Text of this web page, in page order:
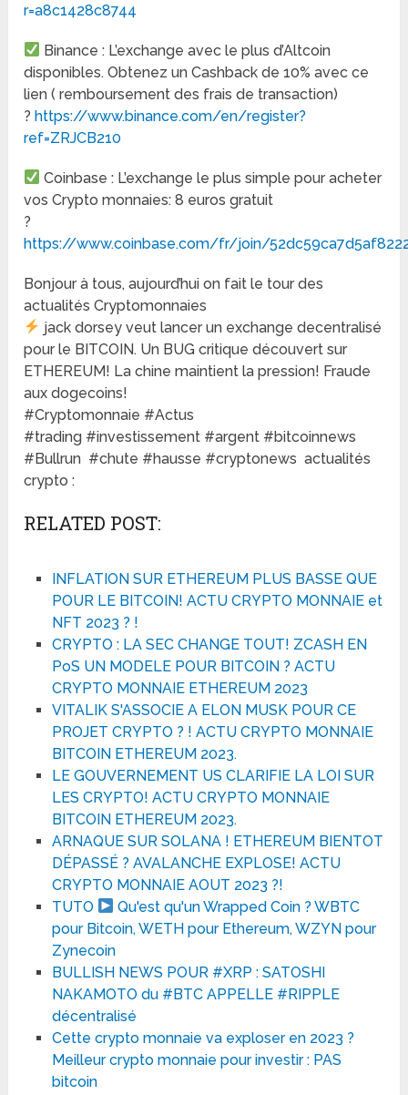
r=a8c1428c8744
Binance : L’exchange avec le plus d’Altcoin
disponibles. Obtenez un Cashback de 10% avec ce
lien ( remboursement des frais de transaction)
?https://www.binance.com/en/register?
ref=ZRJCB210
Coinbase : L’exchange le plus simple pour acheter
vos Crypto monnaies: 8 euros gratuit
?
https://www.coinbase.com/fr/join/
Bonjour à tous, aujourd’hui on fait le tour des
actualités Cryptomonnaies
jack dorsey veut lancer un exchange decentralisé
pour le BITCOIN. Un BUG critique découvert sur
ETHEREUM! La chine maintient la pression! Fraude
aux dogecoins!
#Cryptomonnaie​​ #Actus​​
#trading​​ #investissement​​ #argent​​ #bitcoinnews​​
#Bullrun​​ ​​ #chute​​ #hausse​​ #cryptonews​​ ​ actualités
crypto :
RELATED POST:
INFLATION SUR ETHEREUM PLUS BASSE QUE
POUR LE BITCOIN! ACTU CRYPTO MONNAIE et
NFT 2023 ? !
CRYPTO : LA SEC CHANGE TOUT! ZCASH EN
PoS UN MODELE POUR BITCOIN ? ACTU
CRYPTO MONNAIE ETHEREUM 2023
VITALIK S'ASSOCIE A ELON MUSK POUR CE
PROJET CRYPTO ? ! ACTU CRYPTO MONNAIE
BITCOIN ETHEREUM 2023.
LE GOUVERNEMENT US CLARIFIE LA LOI SUR
LES CRYPTO! ACTU CRYPTO MONNAIE
BITCOIN ETHEREUM 2023.
ARNAQUE SUR SOLANA ! ETHEREUM BIENTOT
DÉPASSÉ ? AVALANCHE EXPLOSE! ACTU
CRYPTO MONNAIE AOUT 2023 ?!
TUTO
Qu'est qu'un Wrapped Coin ? WBTC
pour Bitcoin, WETH pour Ethereum, WZYN pour
Zynecoin
BULLISH NEWS POUR #XRP : SATOSHI
NAKAMOTO du #BTC APPELLE #RIPPLE
décentralisé
Cette crypto monnaie va exploser en 2023 ?
Meilleur crypto monnaie pour investir : PAS
bitcoin